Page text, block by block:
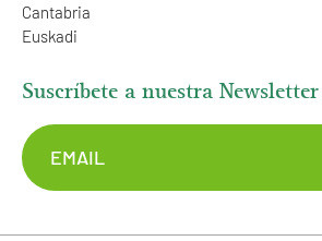
Cantabria
Euskadi
Suscríbete a nuestra Newsletter